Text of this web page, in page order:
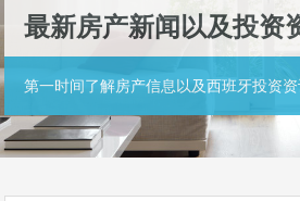
最新房产新闻以及投资
第一时间了解房产信息以及西班牙投资